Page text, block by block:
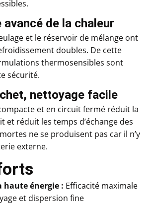
de la chaleur
et le réservoir de mélange ont
doubles. De cette
thermosensibles sont
sécurité.
nettoyage facile
et en circuit fermé réduit la
et réduit les temps d’échange des
ne se produisent pas car il n’y
externe.
haute énergie : Efficacité maximale
et dispersion fine